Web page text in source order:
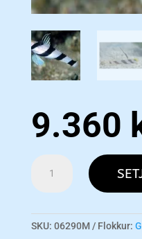
9.360
M
SKU: 06290M Flokkur: